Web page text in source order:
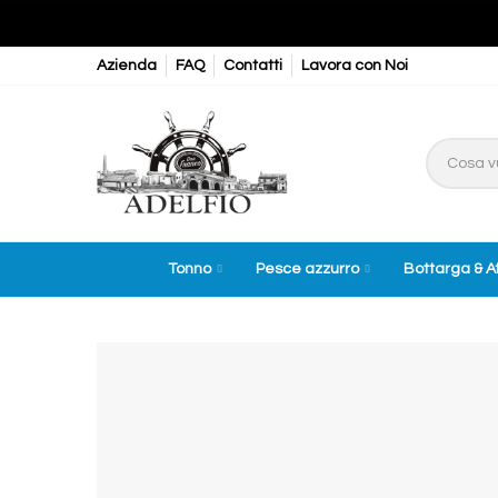
Azienda FAQ Contatti Lavora con Noi
Tonno Pesce azzurro Bottarga &